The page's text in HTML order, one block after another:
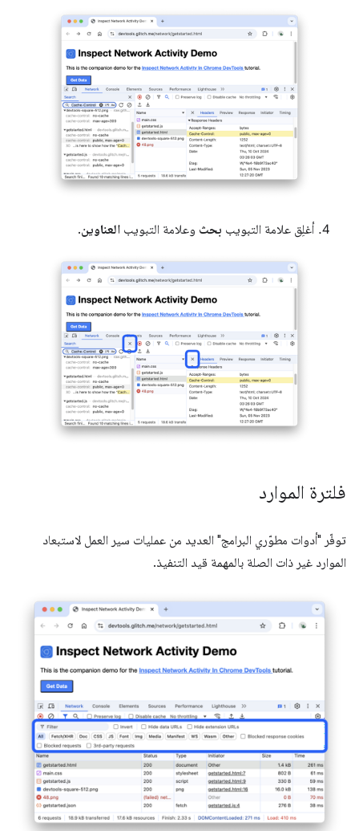
أغلِق علامة التبويب بحث وعلامة التبويب العناوين.
فلترة الموارد
توفّر "أدوات مطوّري البرامج" العديد من عمليات سير العمل لاستبعاد
الموارد غير ذات الصلة بالمهمة قيد التنفيذ.